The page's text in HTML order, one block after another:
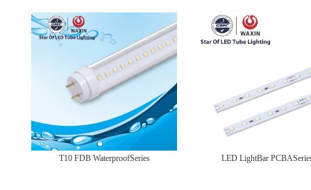
T10 FDB WaterproofSeries LED LightBar